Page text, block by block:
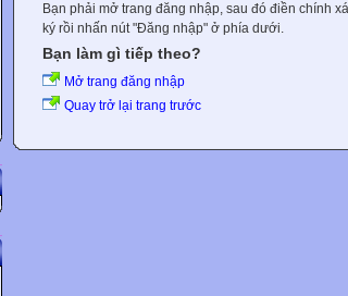
Bạn phải mở trang đăng nhập, sau đó điền chính
ký rồi nhấn nút "Đăng nhập" ở phía dưới.
Bạn làm gì tiếp theo?
Mở trang đăng nhập
Quay trở lại trang trước